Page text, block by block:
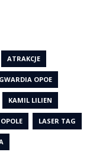
ATRAKCJE
GWARDIA OPOE
KAMIL LILIEN
LASER TAG